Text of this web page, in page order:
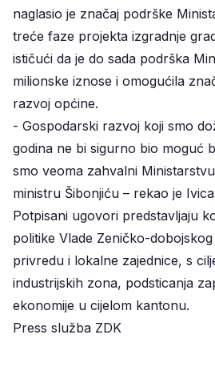
naglasio je značaj podrške
treće faze projekta izgradnje
ističući da je do sada podrška
milionske iznose i omogućila
razvoj općine.
- Gospodarski razvoj koji smo
godina ne bi sigurno bio moguć
smo veoma zahvalni
ministru Šibonjiću – rekao je
Potpisani ugovori predstavljaju
politike Vlade Zeničko-
privredu i lokalne zajednice, s
industrijskih zona, podsticanja
ekonomije u cijelom kantonu.
Press služba ZDK